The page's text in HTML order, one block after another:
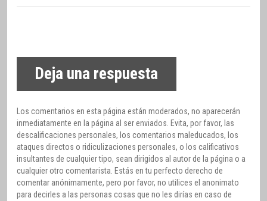
Deja una respuesta
Los comentarios en esta página están moderados, no aparecerán
inmediatamente en la página al ser enviados. Evita, por favor, las
descalificaciones personales, los comentarios maleducados, los
ataques directos o ridiculizaciones personales, o los calificativos
insultantes de cualquier tipo, sean dirigidos al autor de la página o a
cualquier otro comentarista. Estás en tu perfecto derecho de
comentar anónimamente, pero por favor, no utilices el anonimato
para decirles a las personas cosas que no les dirías en caso de